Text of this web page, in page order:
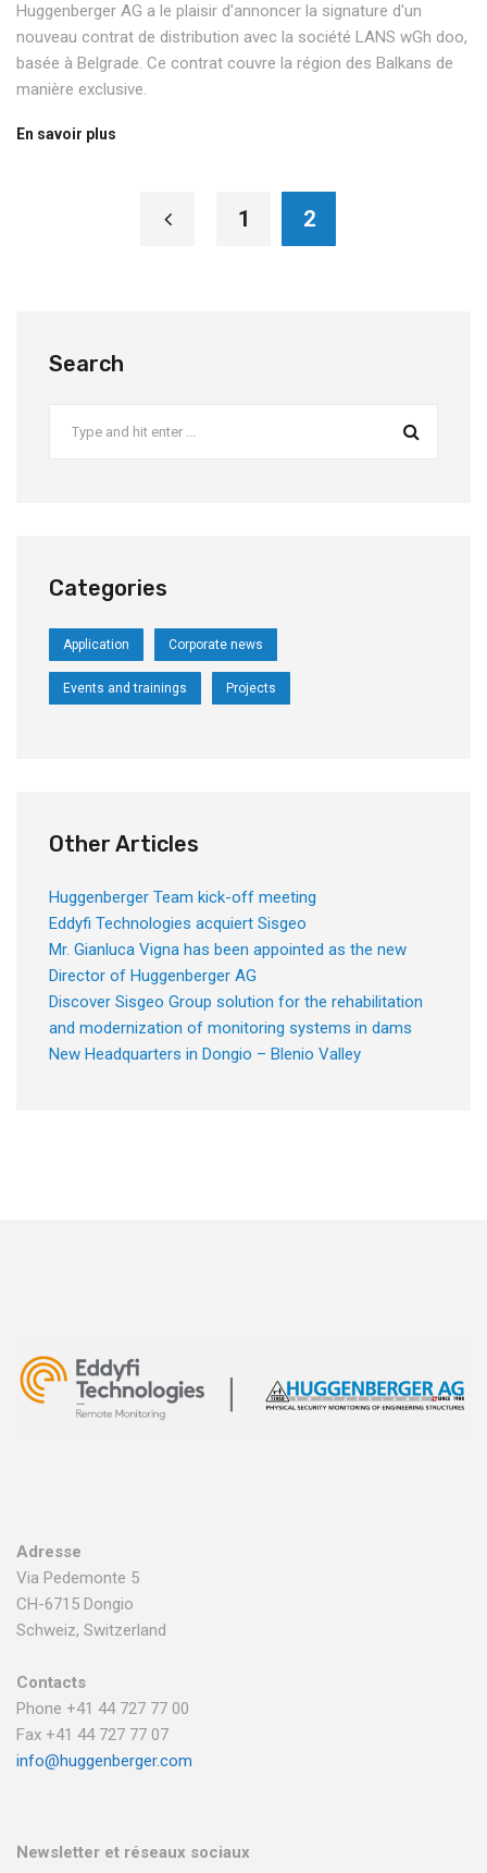
Huggenberger AG a le plaisir d'annoncer la signature d'un
nouveau contrat de distribution avec la société LANS wGh doo,
basée à Belgrade. Ce contrat couvre la région des Balkans de
manière exclusive.
En savoir plus
1 2
Search
Categories
Application Corporate news
Events and trainings Projects
Other Articles
Huggenberger Team kick-off meeting
Eddyfi Technologies acquiert Sisgeo
Mr. Gianluca Vigna has been appointed as the new
Director of Huggenberger AG
Discover Sisgeo Group solution for the rehabilitation
and modernization of monitoring systems in dams
New Headquarters in Dongio – Blenio Valley
Adresse
Via Pedemonte 5
CH-6715 Dongio
Schweiz, Switzerland
Contacts
Phone +41 44 727 77 00
Fax +41 44 727 77 07
info@huggenberger.com
Newsletter et réseaux sociaux